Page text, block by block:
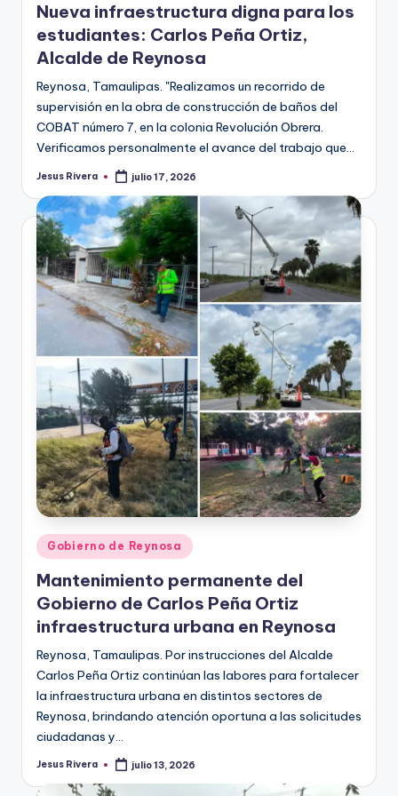
Nueva infraestructura digna para los
estudiantes: Carlos Peña Ortiz,
Alcalde de Reynosa
Reynosa, Tamaulipas. "Realizamos un recorrido de
supervisión en la obra de construcción de baños del
COBAT número 7, en la colonia Revolución Obrera.
Verificamos personalmente el avance del trabajo que…
Publicado
Jesus Rivera julio 17, 2026
Publicado
en
Gobierno de Reynosa
Mantenimiento permanente del
Gobierno de Carlos Peña Ortiz
infraestructura urbana en Reynosa
Reynosa, Tamaulipas. Por instrucciones del Alcalde
Carlos Peña Ortiz continúan las labores para fortalecer
la infraestructura urbana en distintos sectores de
Reynosa, brindando atención oportuna a las solicitudes
ciudadanas y…
Publicado
Jesus Rivera julio 13, 2026